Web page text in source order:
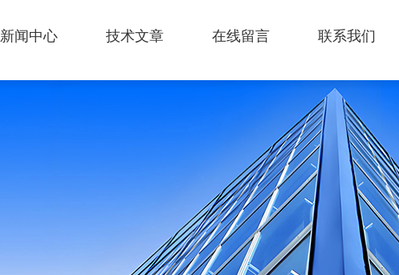
新闻中心 技术文章 在线留言 联系我们